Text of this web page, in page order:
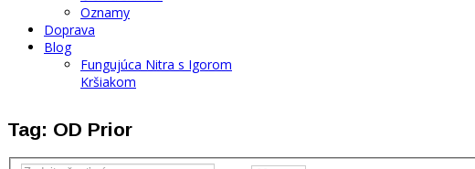
Oznamy
Doprava
Blog
Fungujúca Nitra s Igorom
Kršiakom
Tag: OD Prior